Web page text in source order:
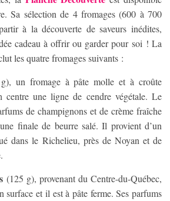
Sa sélection de 4 fromages (600 à 700
à la découverte de saveurs inédites,
cadeau à offrir ou garder pour soi ! La
les quatre fromages suivants :
un fromage à pâte molle et à croûte
centre une ligne de cendre végétale. Le
de champignons et de crème fraîche
finale de beurre salé. Il provient d’un
dans le Richelieu, près de Noyan et de
(125 g), provenant du Centre-du-Québec,
surface et il est à pâte ferme. Ses parfums